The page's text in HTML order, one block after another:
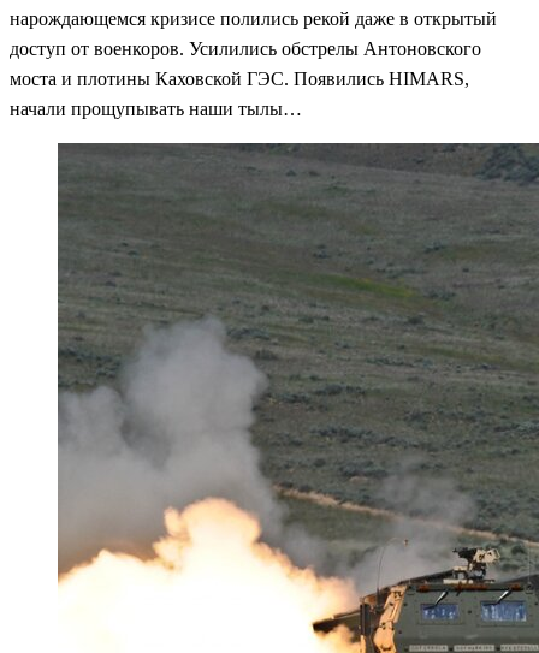
нарождающемся кризисе полились рекой даже в открытый
доступ от военкоров. Усилились обстрелы Антоновского
моста и плотины Каховской ГЭС. Появились HIMARS,
начали прощупывать наши тылы…